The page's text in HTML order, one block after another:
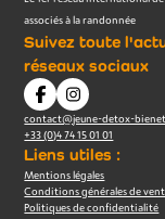
associés à la randonnée
Suivez toute
réseaux sociaux
contact@jeune-detox-
+33 (0)4 74 15 01 01
Liens utiles :
Mentions légales
Conditions générales de
Politiques de confidentialité